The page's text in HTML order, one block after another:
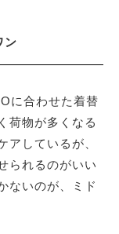
ン
に合わせた着替
荷物が多くなる
アしているが、
られるのがいい
ないのが、ミド